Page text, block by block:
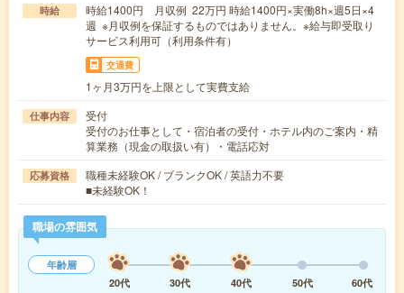
時給
時給1400円 月収例 22万円 時給1400円×実働8h×週5日×4
週 ※月収例を保証するものではありません。※給与即受取り
サービス利用可（利用条件有）
交通費
1ヶ月3万円を上限として実費支給
仕事内容
受付
受付のお仕事として・宿泊者の受付・ホテル内のご案内・精
算業務（現金の取扱い有）・電話応対
応募資格
職種未経験OK / ブランクOK / 英語力不要
■未経験OK！
職場の雰囲気
年齢層
20代
30代 40代 50代
60代